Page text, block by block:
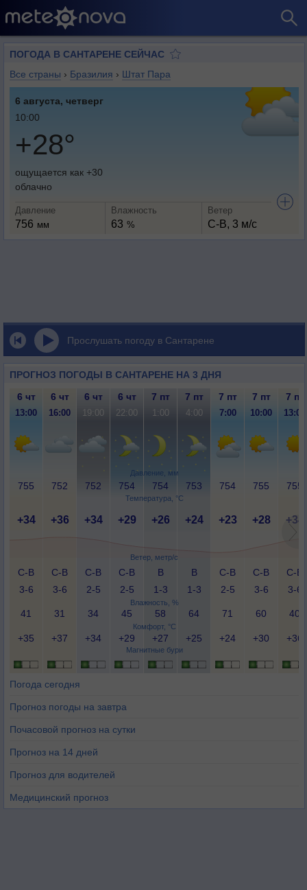
ПОГОДА В САНТАРЕНЕ СЕЙЧАС
Все страны › Бразилия › Штат Пара
6 августа, четверг
10:00
+28°
ощущается как +30
облачно
Давление
756 мм
Влажность
63 %
Ветер
С-В, 3 м/с
Прослушать погоду в Сантарене
ПРОГНОЗ ПОГОДЫ В САНТАРЕНЕ НА 3 ДНЯ
Давление, мм
Температура, °C
Ветер, метр/с
Влажность, %
Комфорт, °C
Магнитные бури
6 чт 6 чт 6 чт 6 чт 7 пт 7 пт 7 пт 7 пт 7 пт
13:00 16:00 19:00 22:00 1:00 4:00 7:00 10:00 13:00
755 752 752 754 754 753 754 755 755
+34 +36 +34 +29 +26 +24 +23 +28 +34
С-В
3-6
С-В
3-6
С-В
2-5
С-В
2-5
В
1-3
В
1-3
С-В
2-5
С-В
3-6
С-В
3-6
41 31 34 45 58 64 71 60 40
+35 +37 +34 +29 +27 +25 +24 +30 +36
Погода сегодня
Прогноз погоды на завтра
Почасовой прогноз на сутки
Прогноз на 14 дней
Прогноз для водителей
Медицинский прогноз